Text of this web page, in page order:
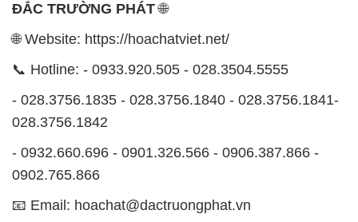
ĐẮC TRƯỜNG PHÁT🌐
🌐 Website: https://hoachatviet.net/
📞 Hotline: - 0933.920.505 - 028.3504.5555
- 028.3756.1835 - 028.3756.1840 - 028.3756.1841-
028.3756.1842
- 0932.660.696 - 0901.326.566 - 0906.387.866 -
0902.765.866
📧 Email: hoachat@dactruongphat.vn